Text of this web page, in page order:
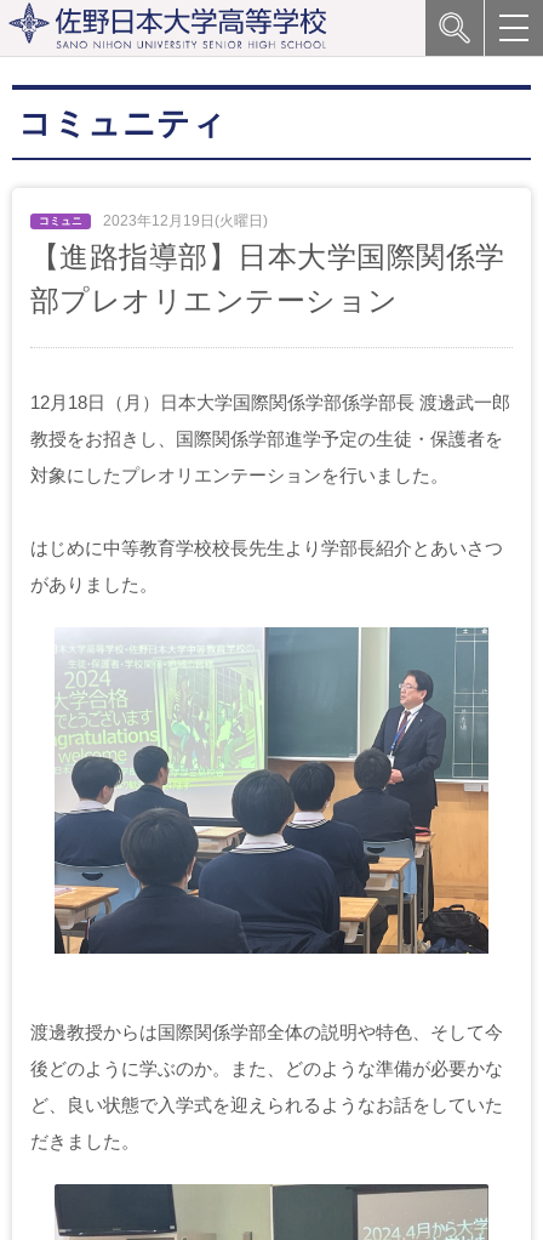
コミュニティ
2023年12月19日(火曜日)
【進路指導部】日本大学国際関係学
部プレオリエンテーション
12月18日（月）日本大学国際関係学部係学部長 渡邊武一郎
教授をお招きし、国際関係学部進学予定の生徒・保護者を
対象にしたプレオリエンテーションを行いました。
はじめに中等教育学校校長先生より学部長紹介とあいさつ
がありました。
渡邊教授からは国際関係学部全体の説明や特色、そして今
後どのように学ぶのか。また、どのような準備が必要かな
ど、良い状態で入学式を迎えられるようなお話をしていた
だきました。